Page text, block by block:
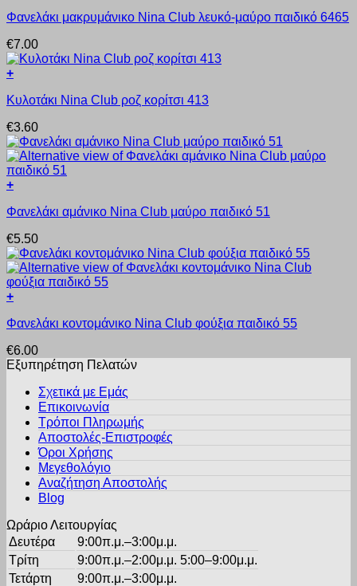
επιλεγούν
σελίδα
του
προϊόντος
το
έχει
πολλαπλές
παραλλαγές.
επιλογές
να
επιλεγούν
στη
σελίδα
του
προϊόντος
Φανελάκι μακρυμάνικο Nina Club λευκό-μαύρο παιδικό 6465
€7.00
+
το
έχει
πολλαπλές
παραλλαγές.
Οι
επιλογές
να
στη
σελίδα
του
προϊόντος
Κυλοτάκι Nina Club ροζ κορίτσι 413
€3.60
+
το
έχει
πολλαπλές
παραλλαγές.
Οι
επιλογές
να
στη
σελίδα
προϊόντος
Φανελάκι αμάνικο Nina Club μαύρο παιδικό 51
€5.50
+
το
έχει
πολλαπλές
επιλογές
μπορούν
επιλεγούν
σελίδα
Φανελάκι κοντομάνικο Nina Club φούξια παιδικό 55
€6.00
Εξυπηρέτηση Πελατών
Σχετικά με Εμάς
Επικοινωνία
Τρόποι Πληρωμής
Αποστολές-Επιστροφές
Όροι Χρήσης
Μεγεθολόγιο
Αναζήτηση Αποστολής
Blog
Ωράριο Λειτουργίας
Δευτέρα
9:00π.μ.–3:00μ.μ.
Τρίτη
9:00π.μ.–2:00μ.μ. 5:00–9:00μ.μ.
Τετάρτη
9:00π.μ.–3:00μ.μ.